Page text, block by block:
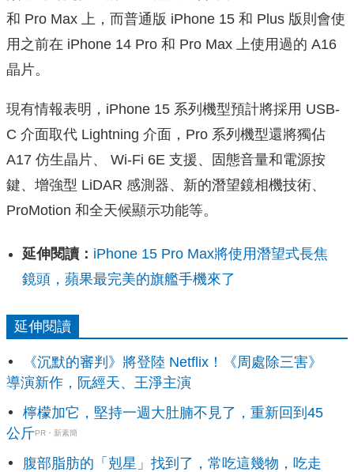
和 Pro Max 上，而普通版 iPhone 15 和 Plus 版則會使
用之前在 iPhone 14 Pro 和 Pro Max 上使用過的 A16
晶片。
現有情報表明，iPhone 15 系列機型預計將採用 USB-
C 介面取代 Lightning 介面，Pro 系列機型還將獨佔
A17 仿生晶片、 Wi-Fi 6E 支援、固態音量和電源按
鍵、增強型 LiDAR 感測器、新的潛望鏡相機技術、
ProMotion 和全天候顯示功能等。
延伸閱讀： iPhone 15 Pro Max將使用潛望式長焦
鏡頭，蘋果最完美的旗艦手機來了
延伸閱讀
《沉默的審判》將登陸 Netflix！《周處除三害》
導演新作，阮經天、王淨主演
檸檬加它，堅持一週大肚腩不見了，重新回到45
公斤PR・新素簡
腹部脂肪的「剋星」找到了，常吃這幾物，吃走